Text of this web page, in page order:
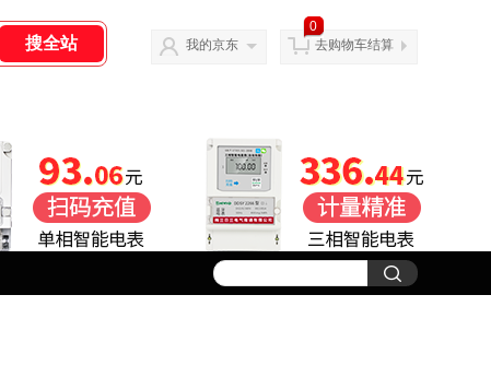
我的京东
0
去购物车结算